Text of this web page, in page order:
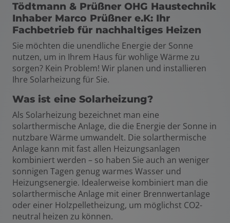
Tödtmann & Prüßner OHG Haustechnik
Inhaber Marco Prüßner e.K: Ihr
Fachbetrieb für nachhaltiges Heizen
Sie möchten die unendliche Energie der Sonne
nutzen, um in Ihrem Haus für wohlige Wärme zu
sorgen? Kein Problem! Wir planen und installieren
Ihre Solarheizung für Sie.
Was ist eine Solarheizung?
Als Solarheizung bezeichnet man eine
solarthermische Anlage, die die Energie der Sonne in
nutzbare Wärme umwandelt. Die solarthermische
Anlage kann mit fast allen Heizungsanlagen
kombiniert werden – so haben Sie auch an weniger
sonnigen Tagen genug warmes Wasser und
Heizungsenergie. Idealerweise kombiniert man die
solarthermische Anlage mit einer Brennwertanlage
oder einer Holzpelletheizung, um möglichst CO2-
neutral heizen zu können.